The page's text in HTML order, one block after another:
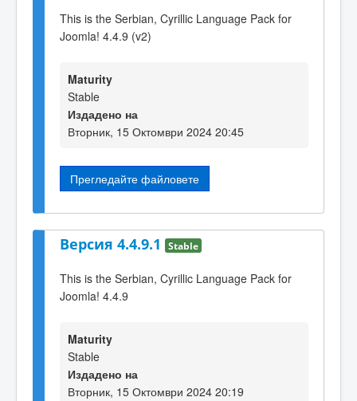
This is the Serbian, Cyrillic Language Pack for
Joomla! 4.4.9 (v2)
Maturity
Stable
Издадено на
Вторник, 15 Октомври 2024 20:45
Прегледайте файловете
Версия 4.4.9.1 Stable
This is the Serbian, Cyrillic Language Pack for
Joomla! 4.4.9
Maturity
Stable
Издадено на
Вторник, 15 Октомври 2024 20:19